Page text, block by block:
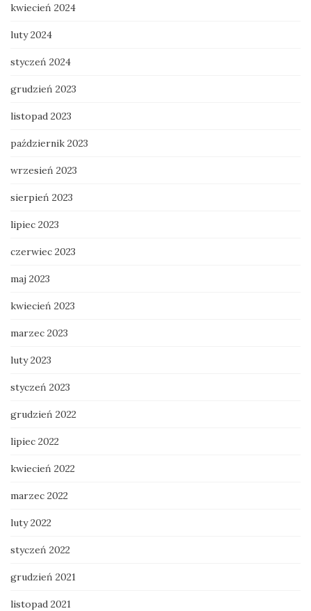
kwiecień 2024
luty 2024
styczeń 2024
grudzień 2023
listopad 2023
październik 2023
wrzesień 2023
sierpień 2023
lipiec 2023
czerwiec 2023
maj 2023
kwiecień 2023
marzec 2023
luty 2023
styczeń 2023
grudzień 2022
lipiec 2022
kwiecień 2022
marzec 2022
luty 2022
styczeń 2022
grudzień 2021
listopad 2021